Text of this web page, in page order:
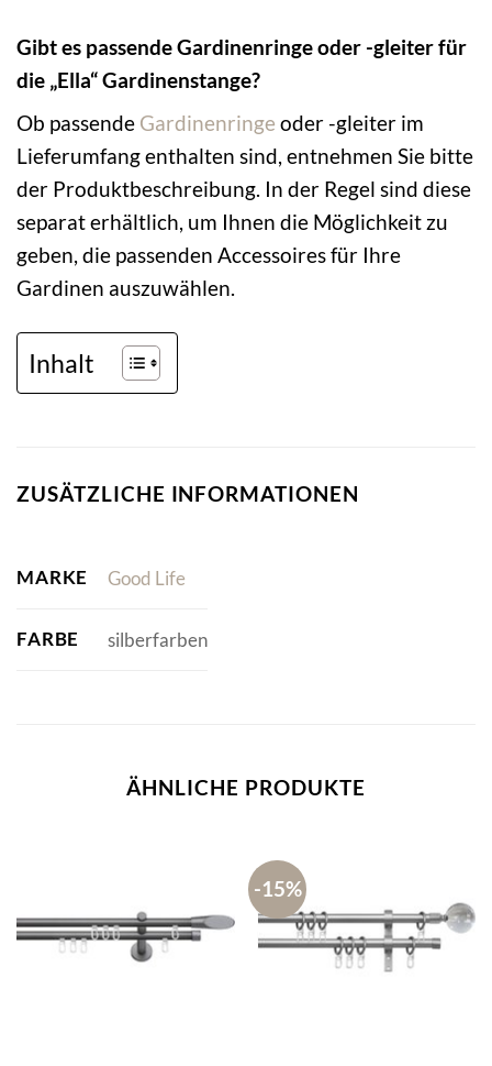
Gibt es passende Gardinenringe oder -gleiter für
die „Ella“ Gardinenstange?
Ob passende Gardinenringe oder -gleiter im
Lieferumfang enthalten sind, entnehmen Sie bitte
der Produktbeschreibung. In der Regel sind diese
separat erhältlich, um Ihnen die Möglichkeit zu
geben, die passenden Accessoires für Ihre
Gardinen auszuwählen.
Inhalt
ZUSÄTZLICHE INFORMATIONEN
MARKE Good Life
FARBE silberfarben
ÄHNLICHE PRODUKTE
-15%